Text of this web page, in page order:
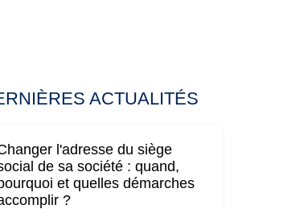
ACTUALITÉS
l'adresse du siège
de sa société : quand,
et quelles démarches
?